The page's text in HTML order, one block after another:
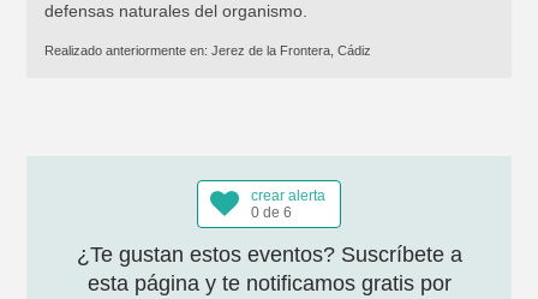
defensas naturales del organismo.
Realizado anteriormente en: Jerez de la Frontera, Cádiz
crear alerta
0 de 6
¿Te gustan estos eventos? Suscríbete a
esta página y te notificamos gratis por